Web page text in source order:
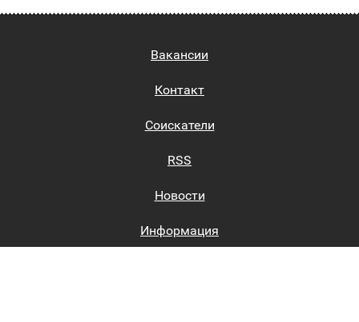
Вакансии
Контакт
Соискатели
RSS
Новости
Информация